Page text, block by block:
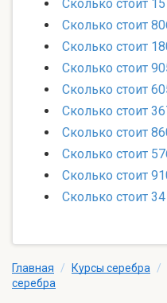
Сколько стоит
Сколько стоит
Сколько стоит
Сколько стоит
Сколько стоит
Сколько стоит
Сколько стоит
Сколько стоит
Сколько стоит
Сколько стоит
Главная / Курсы серебра /
серебра